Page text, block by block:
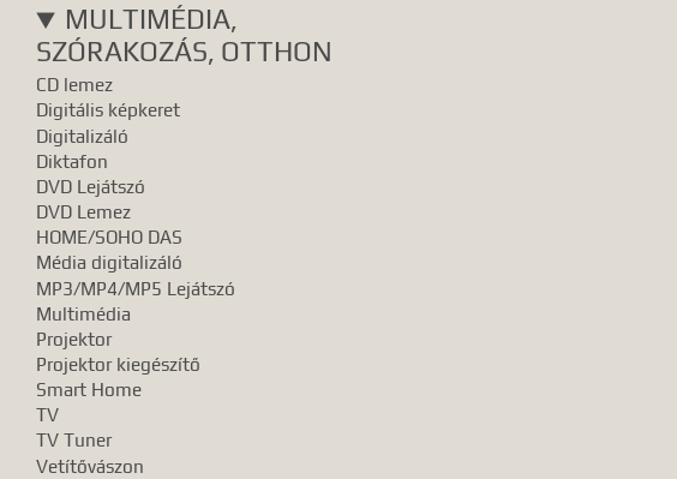
MULTIMÉDIA,
SZÓRAKOZÁS, OTTHON
CD lemez
Digitális képkeret
Digitalizáló
Diktafon
DVD Lejátszó
DVD Lemez
HOME/SOHO DAS
Média digitalizáló
MP3/MP4/MP5 Lejátszó
Multimédia
Projektor
Projektor kiegészítő
Smart Home
TV
TV Tuner
Vetítővászon